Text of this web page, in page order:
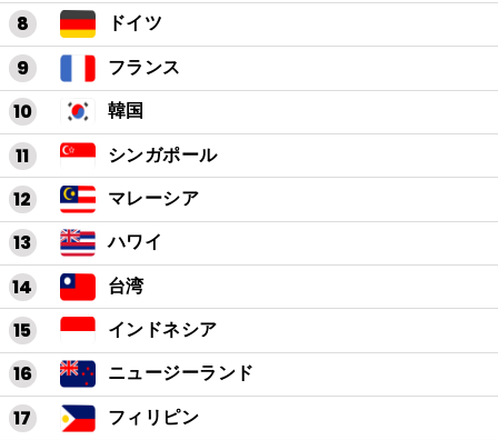
ドイツ
フランス
韓国
シンガポール
マレーシア
ハワイ
台湾
インドネシア
ニュージーランド
フィリピン